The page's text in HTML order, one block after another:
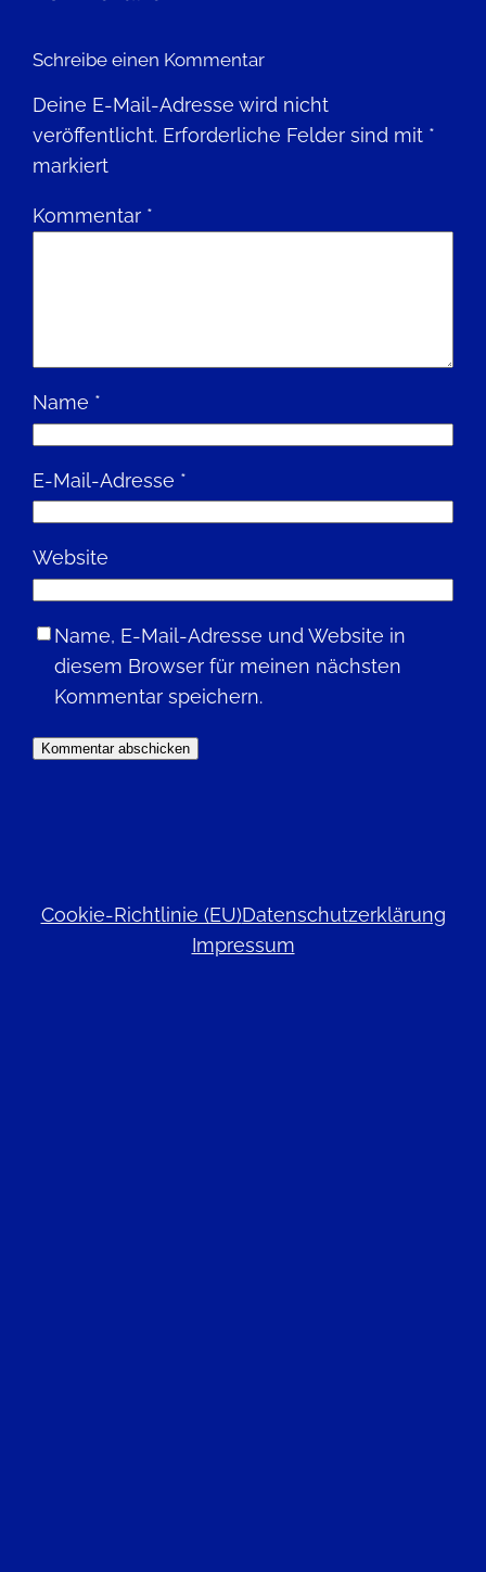
Schreibe einen Kommentar
Deine E-Mail-Adresse wird nicht
veröffentlicht. Erforderliche Felder sind mit *
markiert
Kommentar *
Name *
E-Mail-Adresse *
Website
Name, E-Mail-Adresse und Website in
diesem Browser für meinen nächsten
Kommentar speichern.
Cookie-Richtlinie (EU)Datenschutzerklärung
Impressum